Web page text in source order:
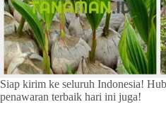
Siap kirim ke seluruh Indonesia!
penawaran terbaik hari ini juga!